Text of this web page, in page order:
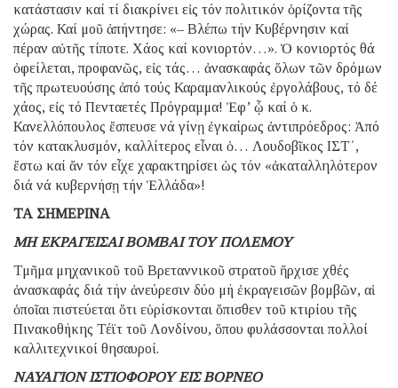
κατάστασιν καί τί διακρίνει εἰς τόν πολιτικόν ὁρίζοντα τῆς
χώρας. Καί μοῦ ἀπήντησε: «– Βλέπω τήν Κυβέρνησιν καί
πέραν αὐτῆς τίποτε. Χάος καί κονιορτόν…». Ὁ κονιορτός θά
ὀφείλεται, προφανῶς, εἰς τάς… ἀνασκαφάς ὅλων τῶν δρόμων
τῆς πρωτευούσης ἀπό τούς Καραμανλικούς ἐργολάβους, τό δέ
χάος, εἰς τό Πενταετές Πρόγραμμα! Ἐφ’ ᾧ καί ὁ κ.
Κανελλόπουλος ἔσπευσε νά γίνῃ ἐγκαίρως ἀντιπρόεδρος: Ἀπό
τόν κατακλυσμόν, καλλίτερος εἶναι ὁ… Λουδοβῖκος ΙΣΤ΄,
ἔστω καί ἄν τόν εἶχε χαρακτηρίσει ὡς τόν «ἀκαταλληλότερον
διά νά κυβερνήσῃ τήν Ἑλλάδα»!
ΤΑ ΣΗΜΕΡΙΝΑ
ΜΗ ΕΚΡΑΓΕΙΣΑΙ ΒΟΜΒΑΙ ΤΟΥ ΠΟΛΕΜΟΥ
Τμῆμα μηχανικοῦ τοῦ Βρεταννικοῦ στρατοῦ ἤρχισε χθές
ἀνασκαφάς διά τήν ἀνεύρεσιν δύο μή ἐκραγεισῶν βομβῶν, αἱ
ὁποῖαι πιστεύεται ὅτι εὑρίσκονται ὄπισθεν τοῦ κτιρίου τῆς
Πινακοθήκης Τέϊτ τοῦ Λονδίνου, ὅπου φυλάσσονται πολλοί
καλλιτεχνικοί θησαυροί.
ΝΑΥΑΓΙΟΝ ΙΣΤΙΟΦΟΡΟΥ ΕΙΣ ΒΟΡΝΕΟ